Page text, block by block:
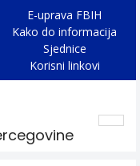
E-uprava FBIH
Kako do informacija
Sjednice
Korisni linkovi